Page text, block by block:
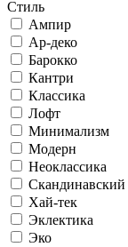
Стиль
Ампир
Ар-деко
Барокко
Кантри
Классика
Лофт
Минимализм
Модерн
Неоклассика
Скандинавский
Хай-тек
Эклектика
Эко